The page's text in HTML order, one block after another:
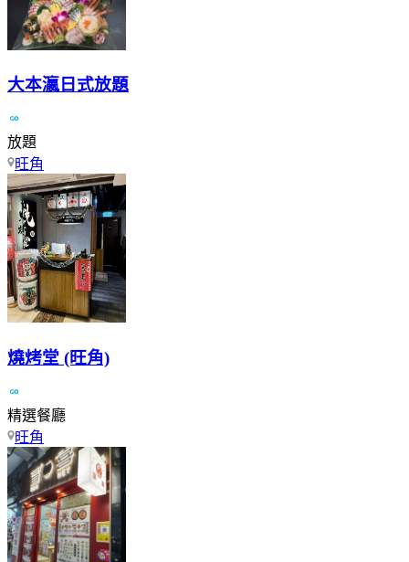
大本瀛日式放題
放題
旺角
燒烤堂 (旺角)
精選餐廳
旺角